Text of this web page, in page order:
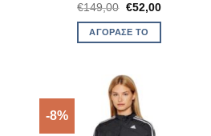
€149,00 Original
was:
€149,00.
€52,00Η
ΑΓΌΡΑΣΈ ΤΟ
-8%